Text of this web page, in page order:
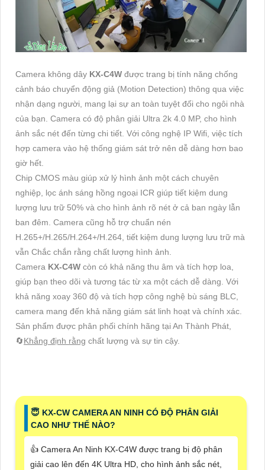
Camera không dây KX-C4W được trang bị tính năng chống
cảnh báo chuyển động giả (Motion Detection) thông qua việc
nhận dạng người, mang lại sự an toàn tuyệt đối cho ngôi nhà
của bạn. Camera có độ phân giải Ultra 2k 4.0 MP, cho hình
ảnh sắc nét đến từng chi tiết. Với công nghệ IP Wifi, việc tích
hợp camera vào hệ thống giám sát trở nên dễ dàng hơn bao
giờ hết.
Chip CMOS màu giúp xử lý hình ảnh một cách chuyên
nghiệp, lọc ánh sáng hồng ngoại ICR giúp tiết kiệm dung
lượng lưu trữ 50% và cho hình ảnh rõ nét ở cả ban ngày lẫn
ban đêm. Camera cũng hỗ trợ chuẩn nén
H.265+/H.265/H.264+/H.264, tiết kiệm dung lượng lưu trữ mà
vẫn Chắc chắn rằng chất lượng hình ảnh.
Camera KX-C4W còn có khả năng thu âm và tích hợp loa,
giúp bạn theo dõi và tương tác từ xa một cách dễ dàng. Với
khả năng xoay 360 độ và tích hợp công nghệ bù sáng BLC,
camera mang đến khả năng giám sát linh hoạt và chính xác.
Sản phẩm được phân phối chính hãng tại An Thành Phát,
🔄Khẳng định rằng chất lượng và sự tin cậy.
😇 KX-CW CAMERA AN NINH CÓ ĐỘ PHÂN GIẢI
CAO NHƯ THẾ NÀO?
👍 Camera An Ninh KX-C4W được trang bị độ phân
giải cao lên đến 4K Ultra HD, cho hình ảnh sắc nét,